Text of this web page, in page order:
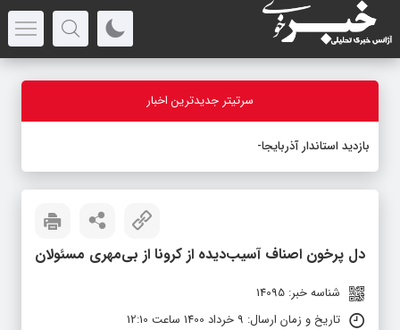
سرتیتر جدیدترین اخبار
بازدید استاندار آذربایجان‌غرب
دل پرخون اصناف آسیب‌دیده از کرونا از بی‌مهری مسئولان
شناسه خبر: 14095
تاریخ و زمان ارسال: 9 خرداد 1400 ساعت 12:10